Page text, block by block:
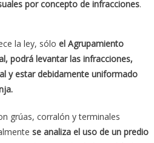
por concepto de infracciones.
la ley, sólo el Agrupamiento
podrá levantar las infracciones,
y estar debidamente uniformado
grúas, corralón y terminales
se analiza el uso de un predio